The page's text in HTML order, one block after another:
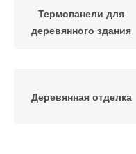
Термопанели для
деревянного здания
Деревянная отделка